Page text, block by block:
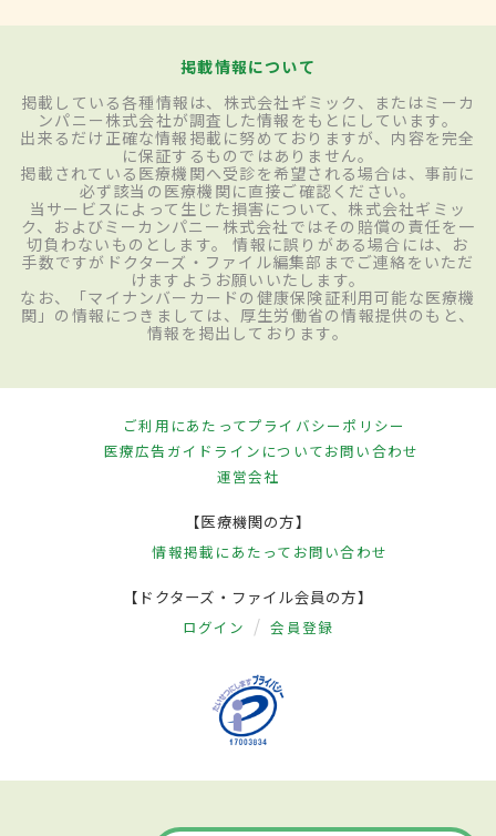
掲載情報について
掲載している各種情報は、株式会社ギミック、またはミーカ
ンパニー株式会社が調査した情報をもとにしています。
出来るだけ正確な情報掲載に努めておりますが、内容を完全
に保証するものではありません。
掲載されている医療機関へ受診を希望される場合は、事前に
必ず該当の医療機関に直接ご確認ください。
当サービスによって生じた損害について、株式会社ギミッ
ク、およびミーカンパニー株式会社ではその賠償の責任を一
切負わないものとします。 情報に誤りがある場合には、お
手数ですがドクターズ・ファイル編集部までご連絡をいただ
けますようお願いいたします。
なお、「マイナンバーカードの健康保険証利用可能な医療機
関」の情報につきましては、厚生労働省の情報提供のもと、
情報を掲出しております。
ご利用にあたってプライバシーポリシー
医療広告ガイドラインについてお問い合わせ
運営会社
【医療機関の方】
情報掲載にあたって お問い合わせ
【ドクターズ・ファイル会員の方】
ログイン 会員登録